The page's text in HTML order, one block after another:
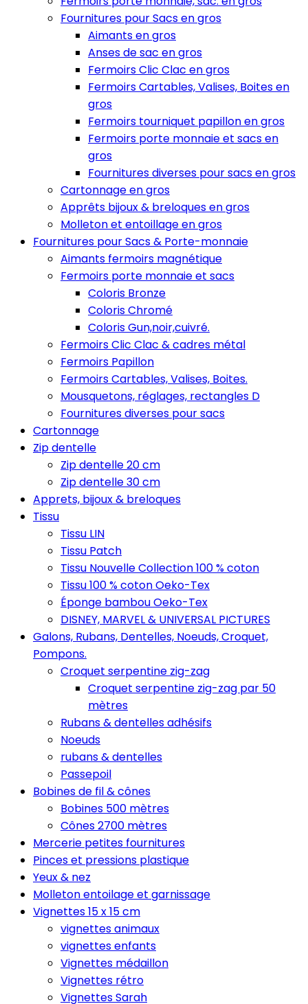
Fournitures pour Sacs en gros
Aimants en gros
Anses de sac en gros
Fermoirs Clic Clac en gros
Fermoirs Cartables, Valises, Boites en
gros
Fermoirs tourniquet papillon en gros
Fermoirs porte monnaie et sacs en
gros
Fournitures diverses pour sacs en gros
Cartonnage en gros
Apprêts bijoux & breloques en gros
Molleton et entoillage en gros
Fournitures pour Sacs & Porte-monnaie
Aimants fermoirs magnétique
Fermoirs porte monnaie et sacs
Coloris Bronze
Coloris Chromé
Coloris Gun,noir,cuivré.
Fermoirs Clic Clac & cadres métal
Fermoirs Papillon
Fermoirs Cartables, Valises, Boites.
Mousquetons, réglages, rectangles D
Fournitures diverses pour sacs
Cartonnage
Zip dentelle
Zip dentelle 20 cm
Zip dentelle 30 cm
Apprets, bijoux & breloques
Tissu
Tissu LIN
Tissu Patch
Tissu Nouvelle Collection 100 % coton
Tissu 100 % coton Oeko-Tex
Éponge bambou Oeko-Tex
DISNEY, MARVEL & UNIVERSAL PICTURES
Galons, Rubans, Dentelles, Noeuds, Croquet,
Pompons.
Croquet serpentine zig-zag
Croquet serpentine zig-zag par 50
mètres
Rubans & dentelles adhésifs
Noeuds
rubans & dentelles
Passepoil
Bobines de fil & cônes
Bobines 500 mètres
Cônes 2700 mètres
Mercerie petites fournitures
Pinces et pressions plastique
Yeux & nez
Molleton entoilage et garnissage
Vignettes 15 x 15 cm
vignettes animaux
vignettes enfants
Vignettes médaillon
Vignettes rétro
Vignettes Sarah